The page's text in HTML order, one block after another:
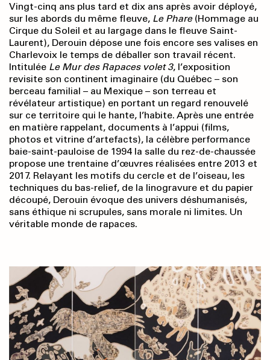
Vingt-cinq ans plus tard et dix ans après avoir déployé,
sur les abords du même fleuve, Le Phare(Hommage au
Cirque du Soleil et au largage dans le fleuve Saint-
Laurent), Derouin dépose une fois encore ses valises en
Charlevoix le temps de déballer son travail récent.
Intitulée Le Mur des Rapaces volet 3, l’exposition
revisite son continent imaginaire (du Québec – son
berceau familial – au Mexique – son terreau et
révélateur artistique) en portant un regard renouvelé
sur ce territoire qui le hante, l’habite. Après une entrée
en matière rappelant, documents à l’appui (films,
photos et vitrine d’artefacts), la célèbre performance
baie-saint-pauloise de 1994 la salle du rez-de-chaussée
propose une trentaine d’œuvres réalisées entre 2013 et
2017. Relayant les motifs du cercle et de l’oiseau, les
techniques du bas-relief, de la linogravure et du papier
découpé, Derouin évoque des univers déshumanisés,
sans éthique ni scrupules, sans morale ni limites. Un
véritable monde de rapaces.